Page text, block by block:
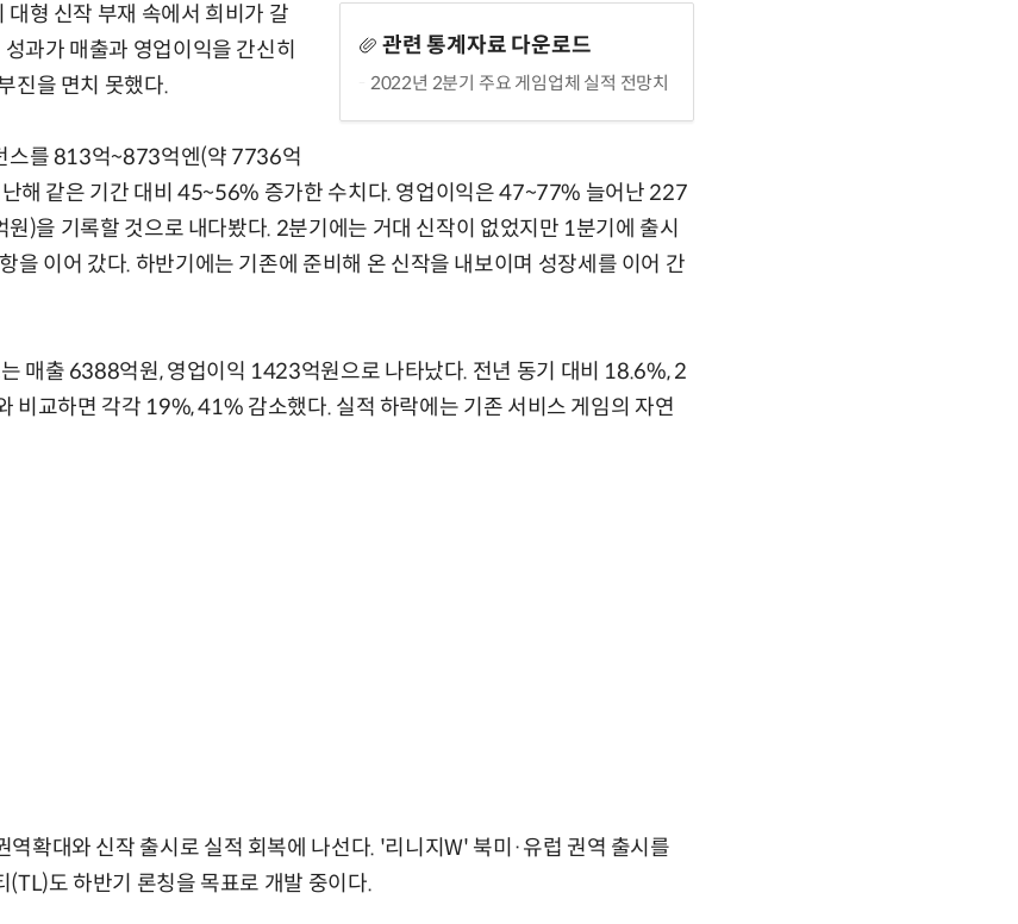
관련 통계자료 다운로드
2022년 2분기 주요 게임업체 실적 전망치
형 신작 부재 속에서 희비가 갈
과가 매출과 영업이익을 간신히
진을 면치 못했다.
스를 813억~873억엔(약 7736억
해 같은 기간 대비 45~56% 증가한 수치다. 영업이익은 47~77% 늘어난 227
)을 기록할 것으로 내다봤다. 2분기에는 거대 신작이 없었지만 1분기에 출시
을 이어 갔다. 하반기에는 기존에 준비해 온 신작을 내보이며 성장세를 이어 간
매출 6388억원, 영업이익 1423억원으로 나타났다. 전년 동기 대비 18.6%, 2
비교하면 각각 19%, 41% 감소했다. 실적 하락에는 기존 서비스 게임의 자연
역확대와 신작 출시로 실적 회복에 나선다. '리니지W' 북미·유럽 권역 출시를
(TL)도 하반기 론칭을 목표로 개발 중이다.